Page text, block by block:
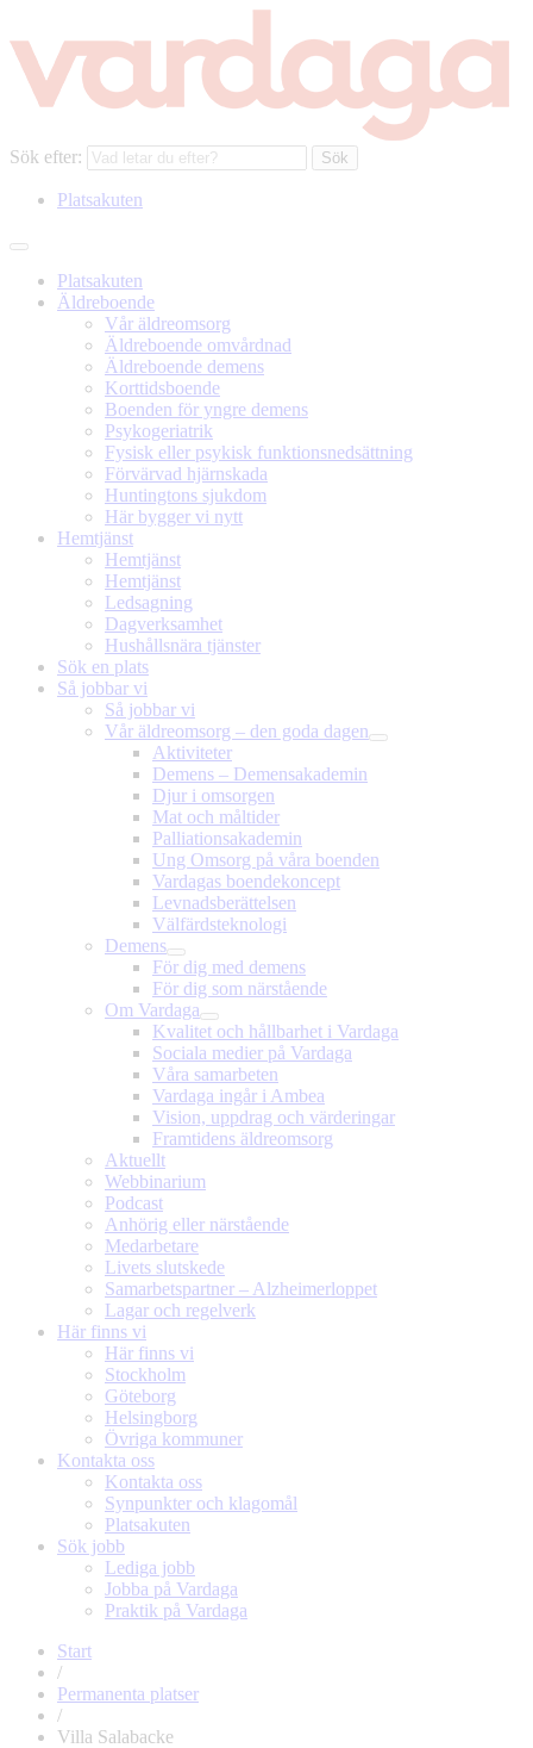
Sök efter:
Platsakuten
Platsakuten
Äldreboende
Vår äldreomsorg
Äldreboende omvårdnad
Äldreboende demens
Korttidsboende
Boenden för yngre demens
Psykogeriatrik
Fysisk eller psykisk funktionsnedsättning
Förvärvad hjärnskada
Huntingtons sjukdom
Här bygger vi nytt
Hemtjänst
Hemtjänst
Hemtjänst
Ledsagning
Dagverksamhet
Hushållsnära tjänster
Sök en plats
Så jobbar vi
Så jobbar vi
Vår äldreomsorg – den goda dagen
Aktiviteter
Demens – Demensakademin
Djur i omsorgen
Mat och måltider
Palliationsakademin
Ung Omsorg på våra boenden
Vardagas boendekoncept
Levnadsberättelsen
Välfärdsteknologi
Demens
För dig med demens
För dig som närstående
Om Vardaga
Kvalitet och hållbarhet i Vardaga
Sociala medier på Vardaga
Våra samarbeten
Vardaga ingår i Ambea
Vision, uppdrag och värderingar
Framtidens äldreomsorg
Aktuellt
Webbinarium
Podcast
Anhörig eller närstående
Medarbetare
Livets slutskede
Samarbetspartner – Alzheimerloppet
Lagar och regelverk
Här finns vi
Här finns vi
Stockholm
Göteborg
Helsingborg
Övriga kommuner
Kontakta oss
Kontakta oss
Synpunkter och klagomål
Platsakuten
Sök jobb
Lediga jobb
Jobba på Vardaga
Praktik på Vardaga
Start
/
Permanenta platser
/
Villa Salabacke